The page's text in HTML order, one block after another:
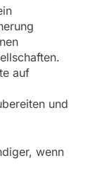
auf
und
wenn